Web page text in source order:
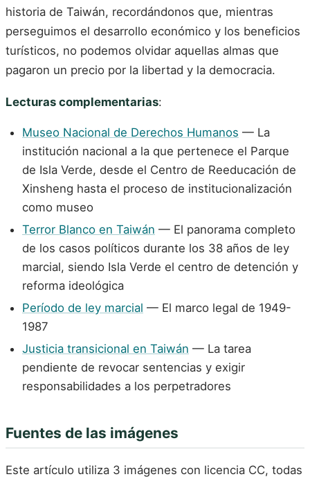
historia de Taiwán, recordándonos que, mientras
perseguimos el desarrollo económico y los beneficios
turísticos, no podemos olvidar aquellas almas que
pagaron un precio por la libertad y la democracia.
Lecturas complementarias:
Museo Nacional de Derechos Humanos — La
institución nacional a la que pertenece el Parque
de Isla Verde, desde el Centro de Reeducación de
Xinsheng hasta el proceso de institucionalización
como museo
Terror Blanco en Taiwán — El panorama completo
de los casos políticos durante los 38 años de ley
marcial, siendo Isla Verde el centro de detención y
reforma ideológica
Período de ley marcial — El marco legal de 1949-
1987
Justicia transicional en Taiwán — La tarea
pendiente de revocar sentencias y exigir
responsabilidades a los perpetradores
Fuentes de las imágenes
Este artículo utiliza 3 imágenes con licencia CC, todas